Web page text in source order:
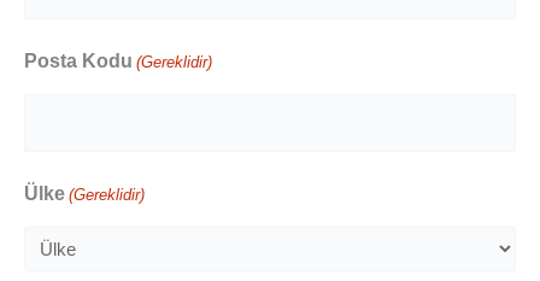
Posta Kodu (Gereklidir)
Ülke (Gereklidir)